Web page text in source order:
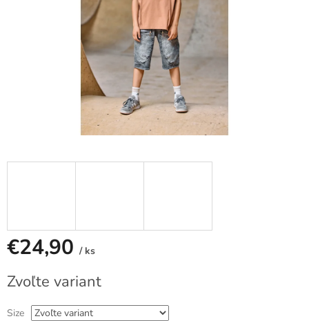
€24,90 / ks
cena:
Zvoľte variant
Size